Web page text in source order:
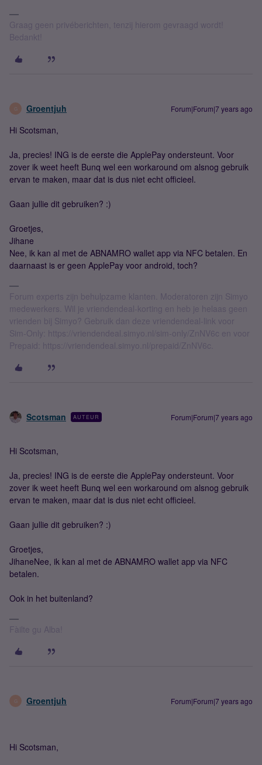
Graag geen privéberichten, tenzij hierom gevraagd wordt!
Bedankt!
G Groentjuh Forum|Forum|7 years ago
Hi Scotsman,
Ja, precies! ING is de eerste die ApplePay ondersteunt. Voor
zover ik weet heeft Bunq wel een workaround om alsnog gebruik
ervan te maken, maar dat is dus niet echt officieel.
Gaan jullie dit gebruiken? :)
Groetjes,
Jihane
Nee, ik kan al met de ABNAMRO wallet app via NFC betalen. En
daarnaast is er geen ApplePay voor android, toch?
Forum experts zijn behulpzame klanten. Moderatoren zijn Simyo
medewerkers. Wil je vriendendeal-korting en heb je helaas geen
vrienden bij Simyo? Gebruik dan deze vriendendeal-link voor
Sim-Only: https://vriendendeal.simyo.nl/sim-only/ZnNV6c en voor
Prepaid: https://vriendendeal.simyo.nl/prepaid/ZnNV6c.
Scotsman AUTEUR Forum|Forum|7 years ago
Hi Scotsman,
Ja, precies! ING is de eerste die ApplePay ondersteunt. Voor
zover ik weet heeft Bunq wel een workaround om alsnog gebruik
ervan te maken, maar dat is dus niet echt officieel.
Gaan jullie dit gebruiken? :)
Groetjes,
JihaneNee, ik kan al met de ABNAMRO wallet app via NFC
betalen.
Ook in het buitenland?
Fàilte gu Alba!
G Groentjuh Forum|Forum|7 years ago
Hi Scotsman,